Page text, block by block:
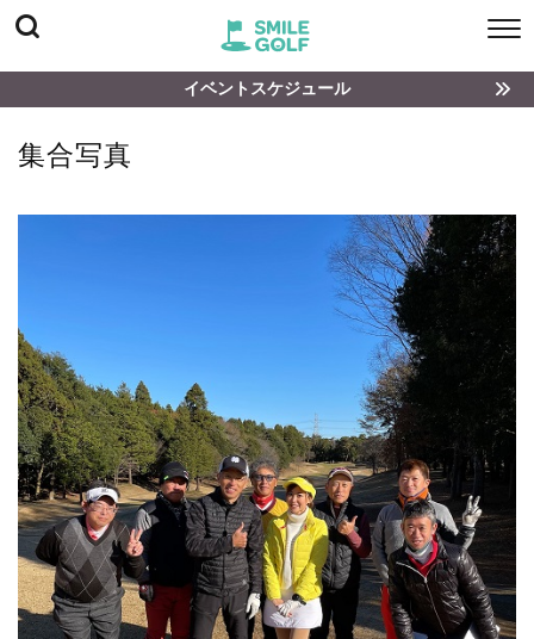
イベントスケジュール
集合写真